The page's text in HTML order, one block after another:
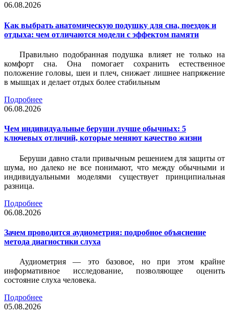
06.08.2026
Как выбрать анатомическую подушку для сна, поездок и
отдыха: чем отличаются модели с эффектом памяти
Правильно подобранная подушка влияет не только на
комфорт сна. Она помогает сохранить естественное
положение головы, шеи и плеч, снижает лишнее напряжение
в мышцах и делает отдых более стабильным
Подробнее
06.08.2026
Чем индивидуальные беруши лучше обычных: 5
ключевых отличий, которые меняют качество жизни
Беруши давно стали привычным решением для защиты от
шума, но далеко не все понимают, что между обычными и
индивидуальными моделями существует принципиальная
разница.
Подробнее
06.08.2026
Зачем проводится аудиометрия: подробное объяснение
метода диагностики слуха
Аудиометрия — это базовое, но при этом крайне
информативное исследование, позволяющее оценить
состояние слуха человека.
Подробнее
05.08.2026